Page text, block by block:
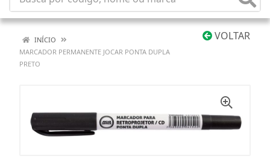
VOLTAR
INÍCIO
MARCADOR PERMANENTE JOCAR PONTA DUPLA
PRETO